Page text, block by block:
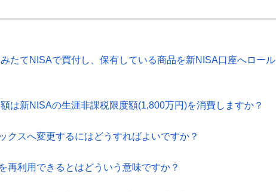
たてNISAで買付し、保有している商品を新NISA口座へロール
は新NISAの生涯非課税限度額(1,800万円)を消費しますか？
クスへ変更するにはどうすればよいですか？
再利用できるとはどういう意味ですか？